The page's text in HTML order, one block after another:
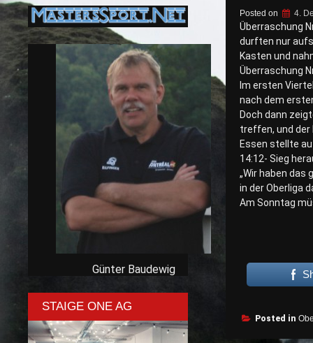
Posted on 4.
Überraschung
durften nur
Kasten und
Überraschung
Im ersten
nach dem
Doch dann
treffen, und der
Essen stellte
14:12- Sieg
„Wir haben
in der Oberliga
Am Sonntag
Posted in
Günter Baudewig
STAIGE ONE AG